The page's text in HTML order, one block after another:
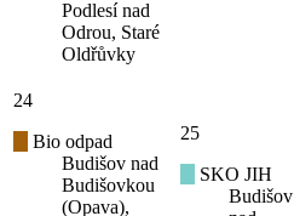
Podlesí nad
Odrou, Staré
Oldřůvky
24
Bio odpad
Budišov nad
Budišovkou
(Opava),
25
SKO JIH
Budišov